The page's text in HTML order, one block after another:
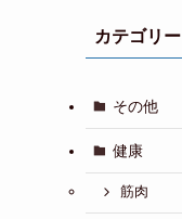
カテゴリー
その他
健康
筋肉